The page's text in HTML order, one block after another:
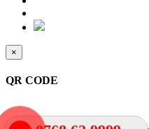
×
QR CODE